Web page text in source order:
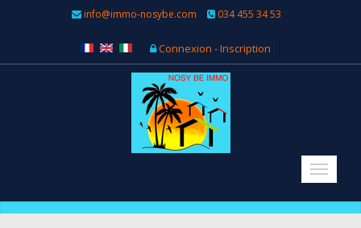
info@immo-nosybe.com 034 455 34 53
Connexion - Inscription